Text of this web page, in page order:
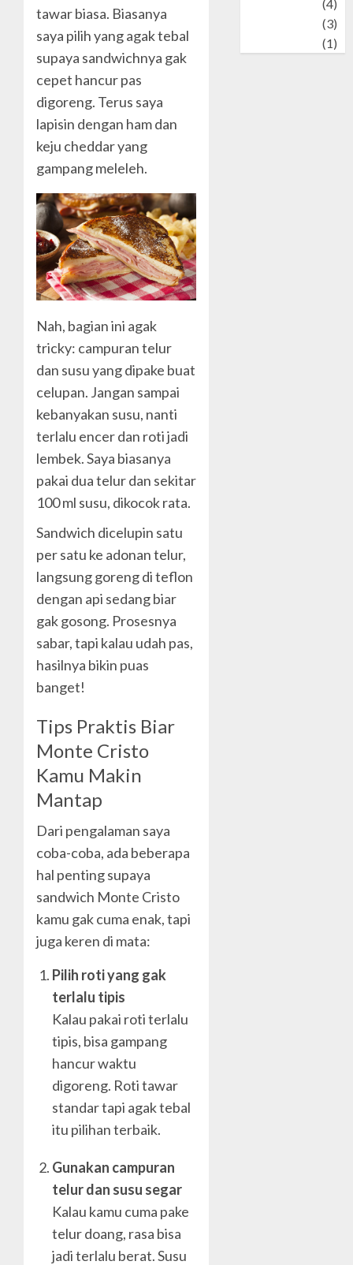
tawar biasa. Biasanya
saya pilih yang agak tebal
supaya sandwichnya gak
cepet hancur pas
digoreng. Terus saya
lapisin dengan ham dan
keju cheddar yang
gampang meleleh.
Nah, bagian ini agak
tricky: campuran telur
dan susu yang dipake buat
celupan. Jangan sampai
kebanyakan susu, nanti
terlalu encer dan roti jadi
lembek. Saya biasanya
pakai dua telur dan sekitar
100 ml susu, dikocok rata.
Sandwich dicelupin satu
per satu ke adonan telur,
langsung goreng di teflon
dengan api sedang biar
gak gosong. Prosesnya
sabar, tapi kalau udah pas,
hasilnya bikin puas
banget!
Tips Praktis Biar
Monte Cristo
Kamu Makin
Mantap
Dari pengalaman saya
coba-coba, ada beberapa
hal penting supaya
sandwich Monte Cristo
kamu gak cuma enak, tapi
juga keren di mata:
Pilih roti yang gak
terlalu tipis
Kalau pakai roti terlalu
tipis, bisa gampang
hancur waktu
digoreng. Roti tawar
standar tapi agak tebal
itu pilihan terbaik.
Gunakan campuran
telur dan susu segar
Kalau kamu cuma pake
telur doang, rasa bisa
jadi terlalu berat. Susu
(4)
(3)
(1)